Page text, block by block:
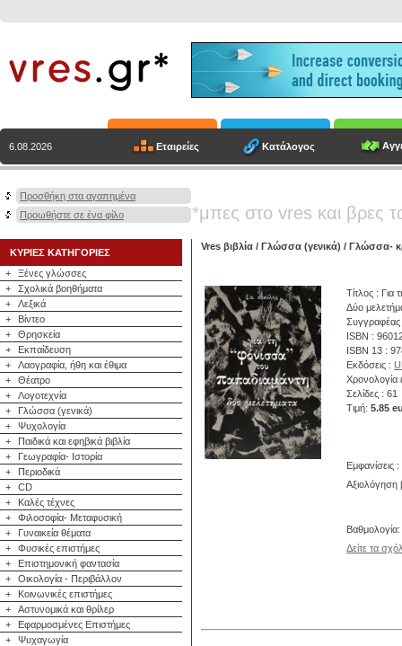
6.08.2026 Εταιρείες Κατάλογος
Προσθήκη στα αγαπημένα
Προωθήστε σε ένα φίλο
*μπες στο vres και βρες
ΚΥΡΙΕΣ ΚΑΤΗΓΟΡΙΕΣ
+
Ξένες γλώσσες
+
Σχολικά βοηθήματα
+
Λεξικά
+
Βίντεο
+
Θρησκεία
+
Εκπαίδευση
+
Λαογραφία, ήθη και έθιμα
+
Θέατρο
+
Λογοτεχνία
+
Γλώσσα (γενικά)
+
Ψυχολογία
+
Παιδικά και εφηβικά βιβλία
+
Γεωγραφία- Ιστορία
+
Περιοδικά
+
CD
+
Καλές τέχνες
+
Φιλοσοφία- Μεταφυσική
+
Γυναικεία θέματα
+
Φυσικές επιστήμες
+
Επιστημονική φαντασία
+
Οικολογία - Περιβάλλον
+
Κοινωνικές επιστήμες
+
Αστυνομικά και θρίλερ
+
Εφαρμοσμένες Επιστήμες
+
Ψυχαγωγία
Vres βιβλία / Γλώσσα (γενικά) / Γλώσσα-
Τίτλος : Για
Δύο
ISBN :
ISBN 13 :
Εκδόσεις :
Χρονολογία
Σελίδες : 61
Τιμή: 5.85
Εμφανίσεις
Αξιολόγηση
Βαθμολογία:
Δείτε τα